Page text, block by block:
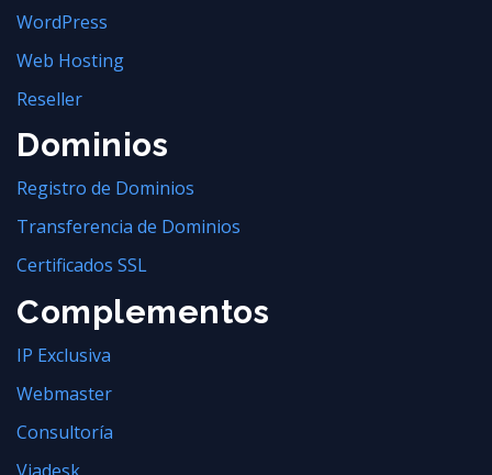
WordPress
Web Hosting
Reseller
Dominios
Registro de Dominios
Transferencia de Dominios
Certificados SSL
Complementos
IP Exclusiva
Webmaster
Consultoría